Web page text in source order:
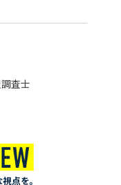
点を。
査士